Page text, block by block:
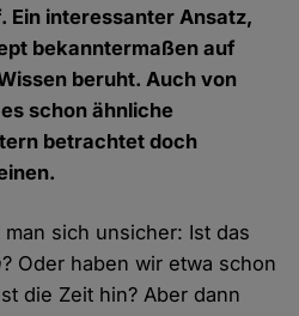
Ein interessanter Ansatz,
bekanntermaßen auf
beruht. Auch von
schon ähnliche
betrachtet doch
sich unsicher: Ist das
? Oder haben wir etwa schon
die Zeit hin? Aber dann